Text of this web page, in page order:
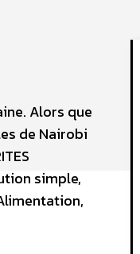
Alors que
de Nairobi
simple,